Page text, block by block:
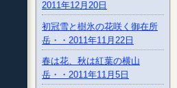
2011年12月20日
初冠雪と樹氷の花咲く御在所
岳・・2011年11月22日
春は花、秋は紅葉の横山
岳・・2011年11月5日